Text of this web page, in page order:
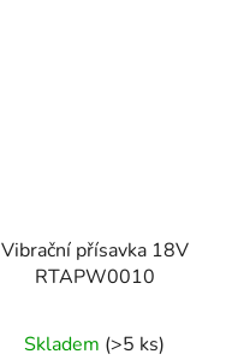
Vibrační přísavka 18V
RTAPW0010
Skladem (>5 ks)